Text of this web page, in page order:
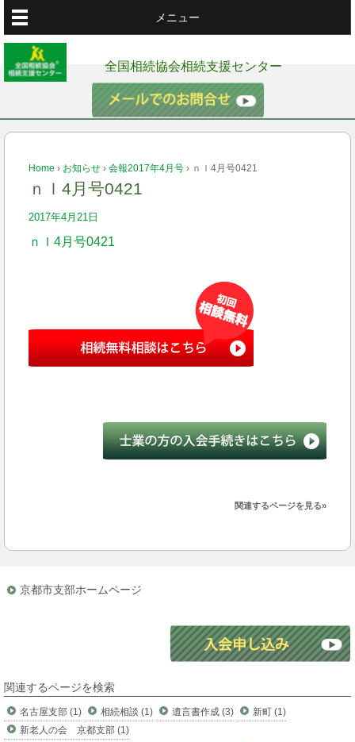
メニュー
全国相続協会相続支援センター
Home › お知らせ › 会報2017年4月号 › ｎｌ4月号0421
ｎｌ4月号0421
2017年4月21日
ｎｌ4月号0421
関連するページを見る»
京都市支部ホームページ
関連するページを検索
名古屋支部 (1) 相続相談 (1) 遺言書作成 (3)
新町 (1)
新老人の会 京都支部 (1)